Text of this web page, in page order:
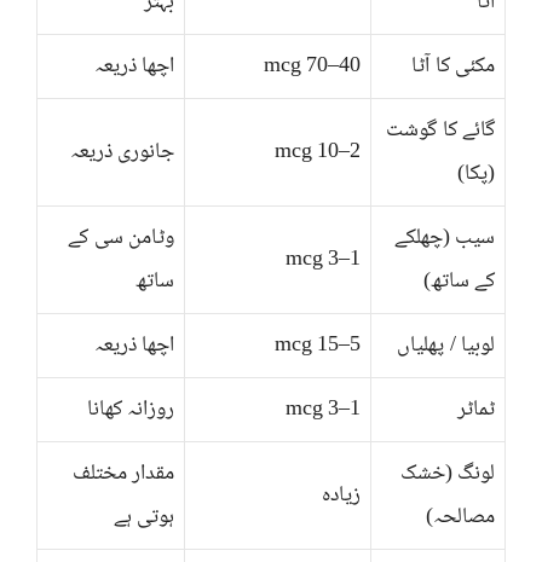
مکئی کا آٹا
40–70 mcg
اچھا ذریعہ
گائے کا گوشت
(پکا)
2–10 mcg جانوری ذریعہ
سیب (چھلکے
کے ساتھ)
1–3 mcg
وٹامن سی کے
ساتھ
لوبیا / پھلیاں
5–15 mcg
اچھا ذریعہ
ٹماٹر
1–3 mcg
روزانہ کھانا
لونگ (خشک
مصالحہ)
زیادہ
مقدار مختلف
ہوتی ہے